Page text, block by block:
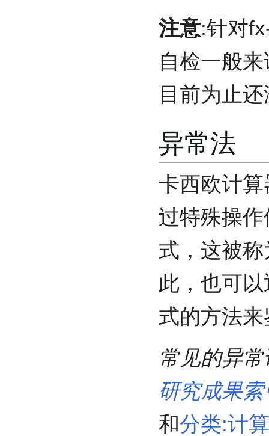
注意:针对
自检一般
目前为止
异常法
卡西欧计
过特殊操
式，这被称
此，也可
式的方法
常见的异
研究成果
和分类:计